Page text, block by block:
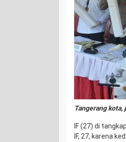
Tangerang kota,
IF (27) di
IF, 27, karena